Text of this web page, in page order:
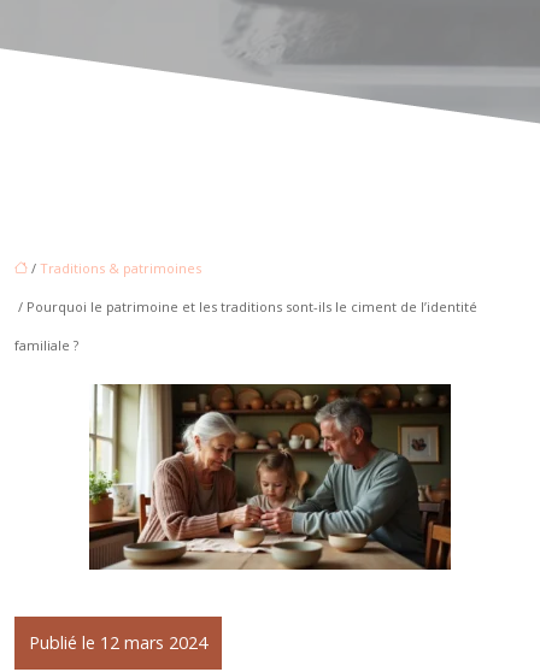
/ Traditions & patrimoines
/ Pourquoi le patrimoine et les traditions sont-ils le ciment de l’identité
familiale ?
Publié le 12 mars 2024